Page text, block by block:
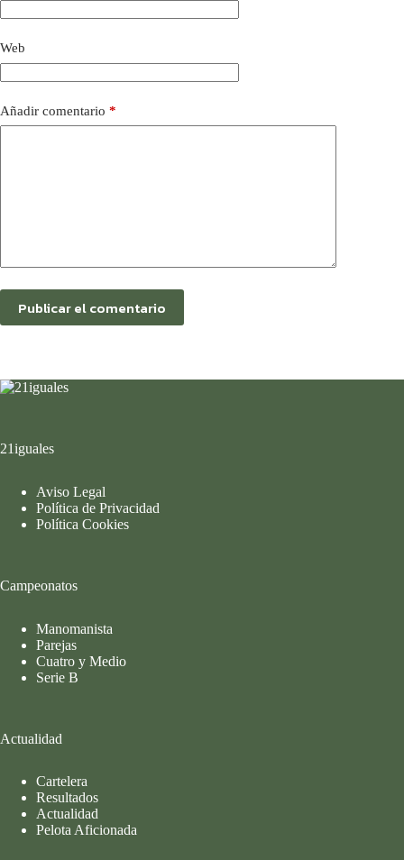
Web
Añadir comentario *
Publicar el comentario
21iguales
Aviso Legal
Política de Privacidad
Política Cookies
Campeonatos
Manomanista
Parejas
Cuatro y Medio
Serie B
Actualidad
Cartelera
Resultados
Actualidad
Pelota Aficionada